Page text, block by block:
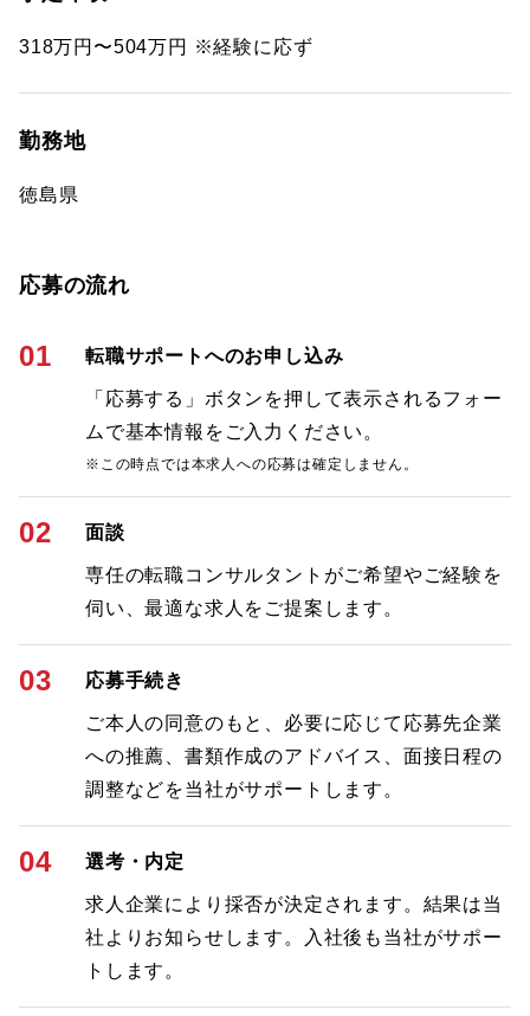
318万円〜504万円 ※経験に応ず
勤務地
徳島県
応募の流れ
01 転職サポートへのお申し込み
「応募する」ボタンを押して表示されるフォー
ムで基本情報をご入力ください。
※この時点では本求人への応募は確定しません。
02 面談
専任の転職コンサルタントがご希望やご経験を
伺い、最適な求人をご提案します。
03 応募手続き
ご本人の同意のもと、必要に応じて応募先企業
への推薦、書類作成のアドバイス、面接日程の
調整などを当社がサポートします。
04 選考・内定
求人企業により採否が決定されます。結果は当
社よりお知らせします。入社後も当社がサポー
トします。